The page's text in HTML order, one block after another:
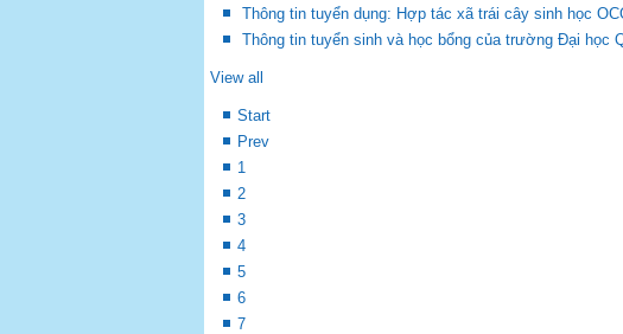
Thông tin tuyển dụng: Hợp tác xã trái cây sinh học
Thông tin tuyển sinh và học bổng của trường Đại học
View all
Start
Prev
1
2
3
4
5
6
7